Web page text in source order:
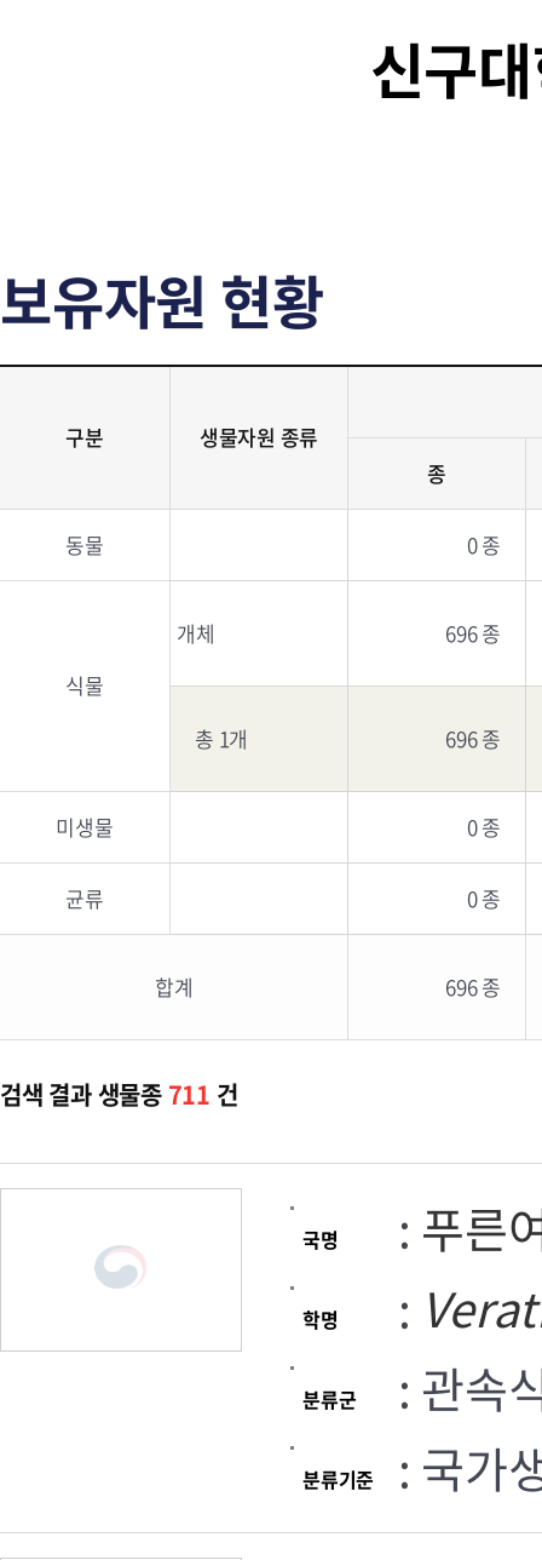
신구
보유자원 현황
구분
생물자원 종류
종
동물 0 종
식물
개체 696 종
총 1개 696 종
미생물 0 종
균류 0 종
합계 696 종
검색 결과 생물종 711 건
국명 : 푸른
학명 :
분류군 : 관속
분류기준 : 국가